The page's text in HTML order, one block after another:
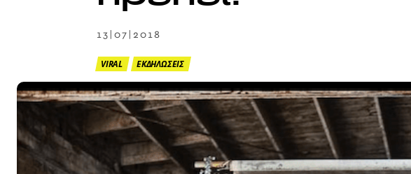
13|07|2018
VIRAL ΕΚΔΗΛΩΣΕΙΣ